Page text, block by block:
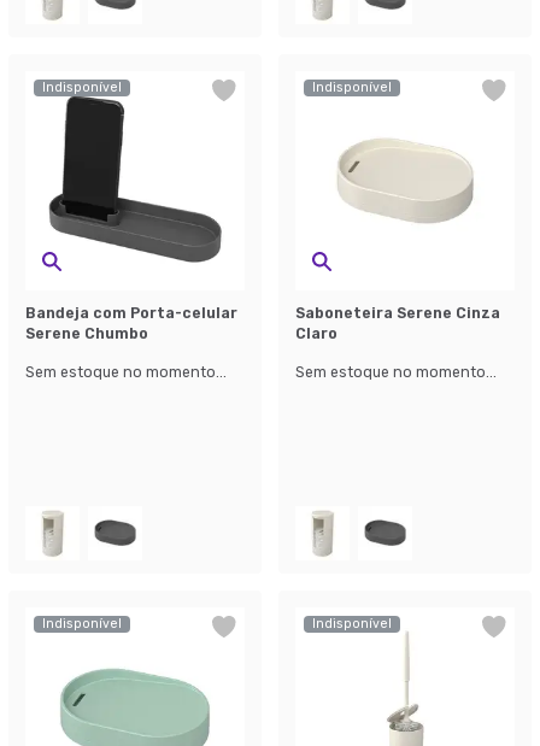
Indisponível
Bandeja com Porta-celular
Serene Chumbo
Sem estoque no momento...
Indisponível
Saboneteira Serene Cinza
Claro
Sem estoque no momento...
Indisponível Indisponível